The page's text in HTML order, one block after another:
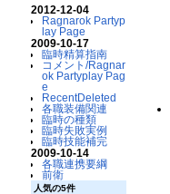
2012-12-04
Ragnarok Partyp
lay Page
2009-10-17
臨時精算指南
コメント/Ragnar
ok Partyplay Pag
e
RecentDeleted
各職装備関連
臨時の種類
臨時失敗実例
臨時技能補完
2009-10-14
各職連携要綱
前衛
人気の5件